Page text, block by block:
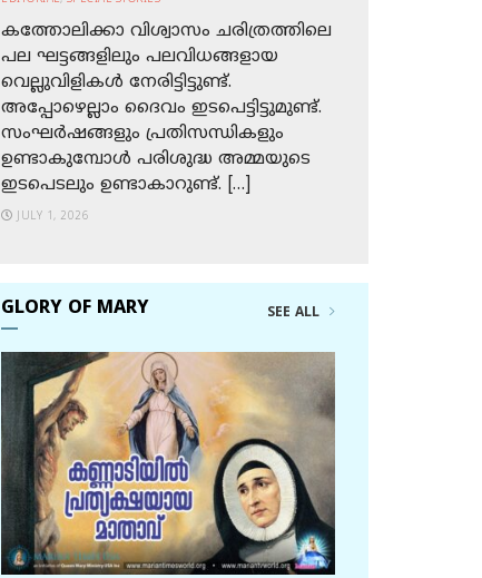
കത്തോലിക്കാ വിശ്വാസം ചരിത്രത്തിലെ
പല ഘട്ടങ്ങളിലും പലവിധങ്ങളായ
വെല്ലുവിളികള്‍ നേരിട്ടിട്ടുണ്ട്.
അപ്പോഴെല്ലാം ദൈവം ഇടപെട്ടിട്ടുമുണ്ട്.
സംഘര്‍ഷങ്ങളും പ്രതിസന്ധികളും
ഉണ്ടാകുമ്പോള്‍ പരിശുദ്ധ അമ്മയുടെ
ഇടപെടലും ഉണ്ടാകാറുണ്ട്. […]
JULY 1, 2026
GLORY OF MARY SEE ALL